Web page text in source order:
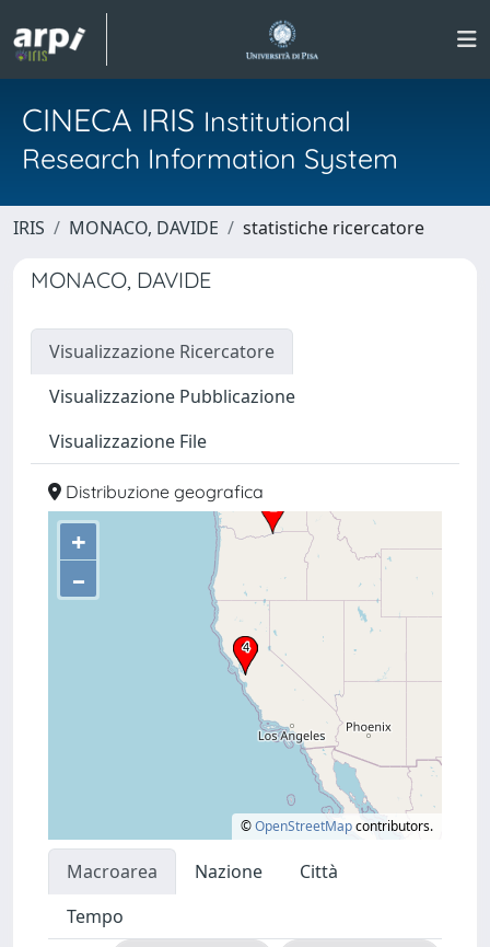
CINECA IRIS Institutional
Research Information System
IRIS MONACO, DAVIDE statistiche ricercatore
MONACO, DAVIDE
Visualizzazione Ricercatore
Visualizzazione Pubblicazione
Visualizzazione File
Distribuzione geografica
+
–
©OpenStreetMapcontributors.
Macroarea Nazione
Città
Tempo